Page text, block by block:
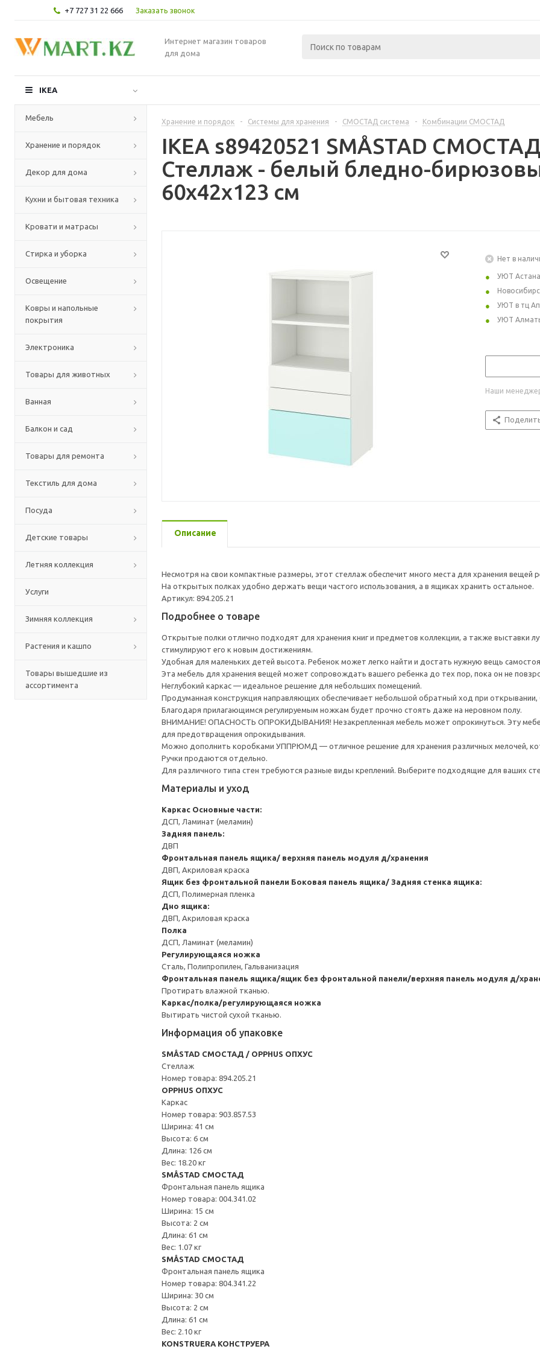
+7 727 31 22 666 Заказать звонок
Интернет магазин товаров
для дома
IKEA
Мебель
Хранение и порядок
Декор для дома
Кухни и бытовая техника
Кровати и матрасы
Стирка и уборка
Освещение
Ковры и напольные
покрытия
Электроника
Товары для животных
Ванная
Балкон и сад
Товары для ремонта
Текстиль для дома
Посуда
Детские товары
Летняя коллекция
Услуги
Зимняя коллекция
Растения и кашпо
Товары вышедшие из
ассортимента
Хранение и порядок - Системы для хранения - СМОСТАД система - Комбинации СМОСТАД
IKEA s89420521 SMÅSTAD
Стеллаж - белый бледно-
60x42x123 см
Нет в
УЮТ Астана
УЮТ в тц
УЮТ
Наши
Описание
Несмотря на свои компактные размеры, этот стеллаж обеспечит много места для хранения вещей
На открытых полках удобно держать вещи частого использования, а в ящиках хранить остальное.
Артикул: 894.205.21
Подробнее о товаре
Открытые полки отлично подходят для хранения книг и предметов коллекции, а также выставки
стимулируют его к новым достижениям.
Удобная для маленьких детей высота. Ребенок может легко найти и достать нужную вещь
Эта мебель для хранения вещей может сопровождать вашего ребенка до тех пор, пока он не
Неглубокий каркас — идеальное решение для небольших помещений.
Продуманная конструкция направляющих обеспечивает небольшой обратный ход при открывании,
Благодаря прилагающимся регулируемым ножкам будет прочно стоять даже на неровном полу.
ВНИМАНИЕ! ОПАСНОСТЬ ОПРОКИДЫВАНИЯ! Незакрепленная мебель может опрокинуться. Эту
для предотвращения опрокидывания.
Можно дополнить коробками УППРЮМД — отличное решение для хранения различных мелочей,
Ручки продаются отдельно.
Для различного типа стен требуются разные виды креплений. Выберите подходящие для ваших
Материалы и уход
Каркас Основные части:
ДСП, Ламинат (меламин)
Задняя панель:
ДВП
Фронтальная панель ящика/ верхняя панель модуля д/хранения
ДВП, Акриловая краска
Ящик без фронтальной панели Боковая панель ящика/ Задняя стенка ящика:
ДСП, Полимерная пленка
Дно ящика:
ДВП, Акриловая краска
Полка
ДСП, Ламинат (меламин)
Регулирующаяся ножка
Сталь, Полипропилен, Гальванизация
Фронтальная панель ящика/ящик без фронтальной панели/верхняя панель модуля д/
Протирать влажной тканью.
Каркас/полка/регулирующаяся ножка
Вытирать чистой сухой тканью.
Информация об упаковке
SMÅSTAD СМОСТАД / OPPHUS ОПХУС
Стеллаж
Номер товара: 894.205.21
OPPHUS ОПХУС
Каркас
Номер товара: 903.857.53
Ширина: 41 см
Высота: 6 см
Длина: 126 см
Вес: 18.20 кг
SMÅSTAD СМОСТАД
Фронтальная панель ящика
Номер товара: 004.341.02
Ширина: 15 см
Высота: 2 см
Длина: 61 см
Вес: 1.07 кг
SMÅSTAD СМОСТАД
Фронтальная панель ящика
Номер товара: 804.341.22
Ширина: 30 см
Высота: 2 см
Длина: 61 см
Вес: 2.10 кг
KONSTRUERA КОНСТРУЕРА